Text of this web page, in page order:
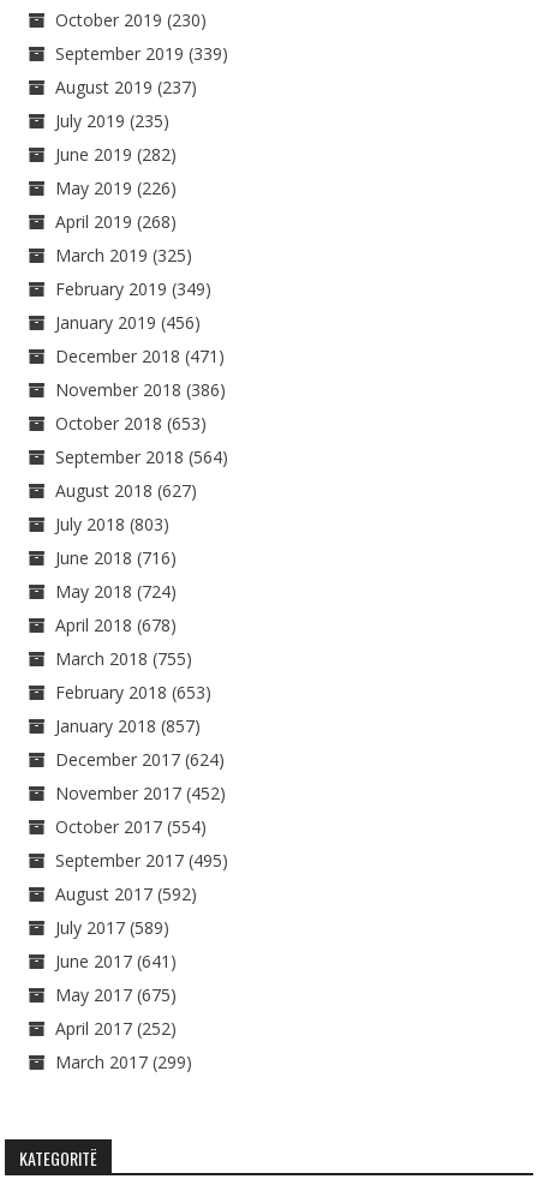
October 2019 (230)
September 2019 (339)
August 2019 (237)
July 2019 (235)
June 2019 (282)
May 2019 (226)
April 2019 (268)
March 2019 (325)
February 2019 (349)
January 2019 (456)
December 2018 (471)
November 2018 (386)
October 2018 (653)
September 2018 (564)
August 2018 (627)
July 2018 (803)
June 2018 (716)
May 2018 (724)
April 2018 (678)
March 2018 (755)
February 2018 (653)
January 2018 (857)
December 2017 (624)
November 2017 (452)
October 2017 (554)
September 2017 (495)
August 2017 (592)
July 2017 (589)
June 2017 (641)
May 2017 (675)
April 2017 (252)
March 2017 (299)
KATEGORITË